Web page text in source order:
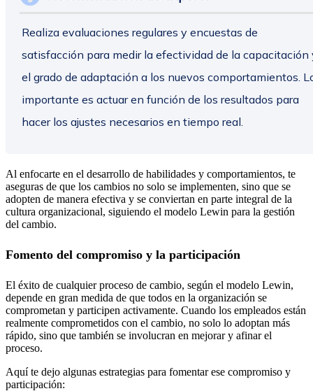
Realiza evaluaciones regulares y encuestas de
satisfacción para medir la efectividad de la capacitación
el grado de adaptación a los nuevos comportamientos.
importante es actuar en función de los resultados para
hacer los ajustes necesarios en tiempo real.
Al enfocarte en el desarrollo de habilidades y comportamientos, te
aseguras de que los cambios no solo se implementen, sino que se
adopten de manera efectiva y se conviertan en parte integral de la
cultura organizacional, siguiendo el modelo Lewin para la gestión
del cambio.
Fomento del compromiso y la participación
El éxito de cualquier proceso de cambio, según el modelo Lewin,
depende en gran medida de que todos en la organización se
comprometan y participen activamente. Cuando los empleados están
realmente comprometidos con el cambio, no solo lo adoptan más
rápido, sino que también se involucran en mejorar y afinar el
proceso.
Aquí te dejo algunas estrategias para fomentar ese compromiso y
participación: